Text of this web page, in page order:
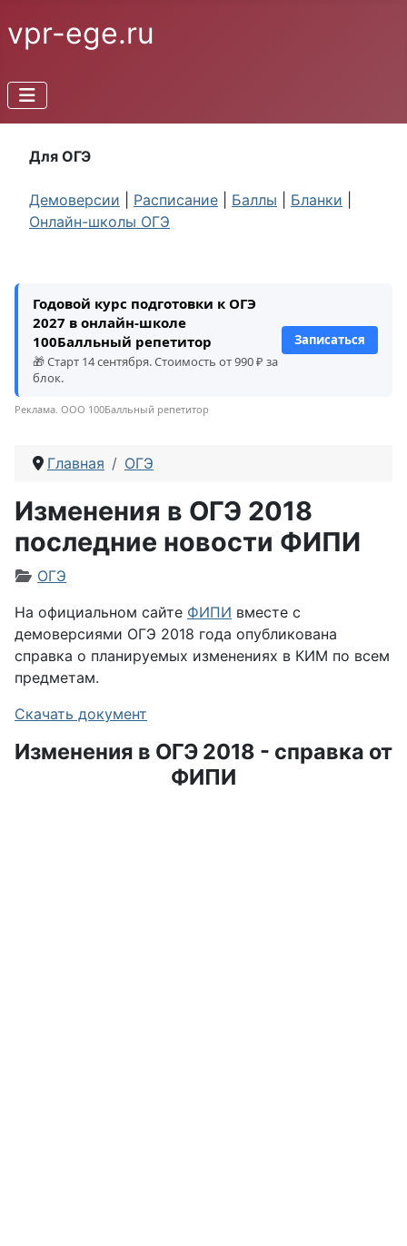
vpr-ege.ru
Для ОГЭ
Демоверсии Расписание Баллы Бланки
Онлайн-школы ОГЭ
Годовой курс подготовки к ОГЭ
2027 в онлайн-школе
100Балльный репетитор
🎁 Старт 14 сентября. Стоимость от 990 ₽ за
блок.
Записаться
Реклама. ООО 100Балльный репетитор
Главная ОГЭ
Изменения в ОГЭ 2018
последние новости ФИПИ
Информация о материале
ОГЭ
На официальном сайте ФИПИ вместе с
демоверсиями ОГЭ 2018 года опубликована
справка о планируемых изменениях в КИМ по всем
предметам.
Скачать документ
Изменения в ОГЭ 2018 - справка от
ФИПИ